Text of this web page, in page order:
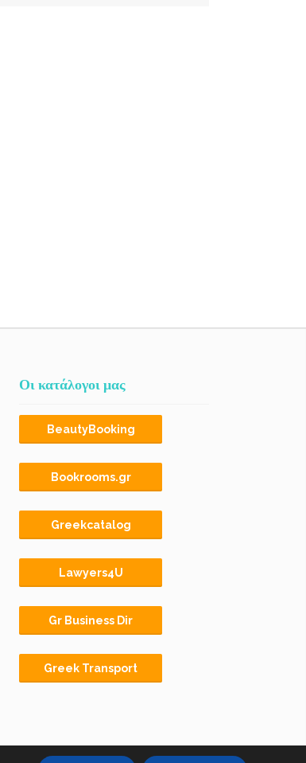
Οι κατάλογοι μας
BeautyBooking
Bookrooms.gr
Greekcatalog
Lawyers4U
Gr Business Dir
Greek Transport